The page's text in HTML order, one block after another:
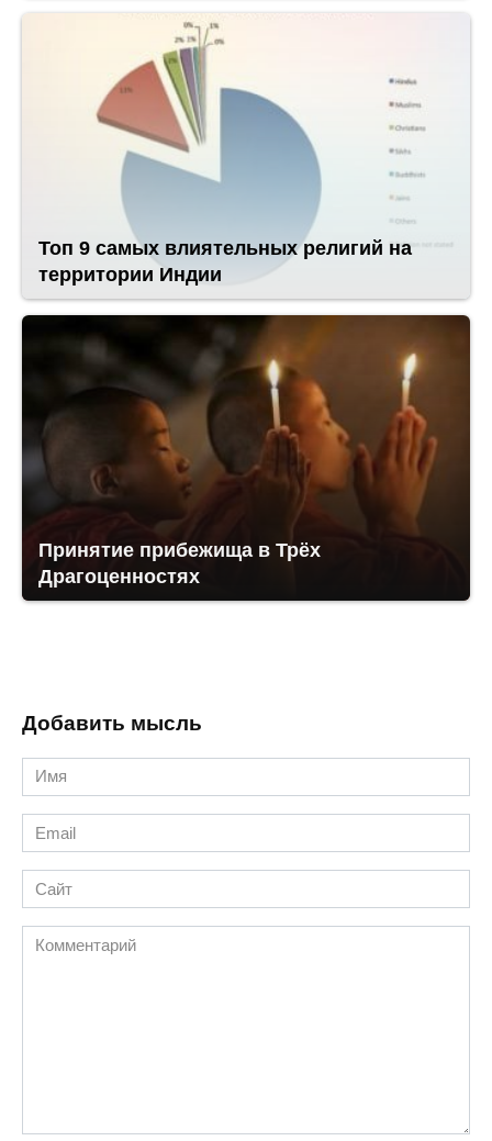
Топ 9 самых влиятельных религий на
территории Индии
Принятие прибежища в Трёх
Драгоценностях
Добавить мысль
Имя
*
Email
*
Сайт
Комментарий